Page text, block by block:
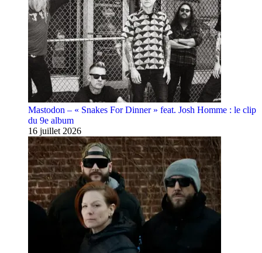
Mastodon – « Snakes For Dinner » feat. Josh Homme : le clip
du 9e album
16 juillet 2026